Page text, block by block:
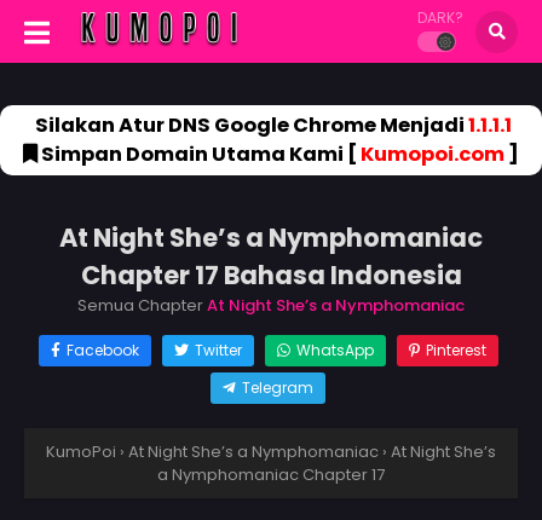
DARK?
Silakan Atur DNS Google Chrome Menjadi1.1.1.1
Simpan Domain Utama Kami [ Kumopoi.com]
At Night She’s a Nymphomaniac
Chapter 17 Bahasa Indonesia
Semua ChapterAt Night She’s a Nymphomaniac
Facebook Twitter WhatsApp
Pinterest
Telegram
KumoPoi › At Night She’s a Nymphomaniac › At Night She’s
a Nymphomaniac Chapter 17